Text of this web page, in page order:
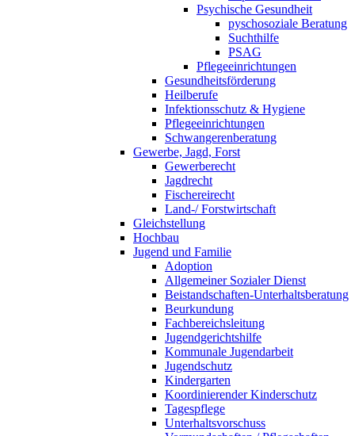
Psychische Gesundheit
pyschosoziale Beratung
Suchthilfe
PSAG
Pflegeeinrichtungen
Gesundheitsförderung
Heilberufe
Infektionsschutz & Hygiene
Pflegeeinrichtungen
Schwangerenberatung
Gewerbe, Jagd, Forst
Gewerberecht
Jagdrecht
Fischereirecht
Land-/ Forstwirtschaft
Gleichstellung
Hochbau
Jugend und Familie
Adoption
Allgemeiner Sozialer Dienst
Beistandschaften-Unterhaltsberatung
Beurkundung
Fachbereichsleitung
Jugendgerichtshilfe
Kommunale Jugendarbeit
Jugendschutz
Kindergarten
Koordinierender Kinderschutz
Tagespflege
Unterhaltsvorschuss